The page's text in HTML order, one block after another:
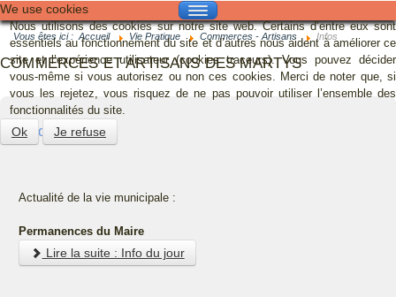
GALERIE
CONTACT
MAIRIE
TOURISME
Vous êtes ici : Accueil Vie Pratique Commerces - Artisans Infos
COMMERCES ET ARTISANS DES MARTYS
Info du jour
Actualité de la vie municipale :
Permanences du Maire
Lire la suite : Info du jour
We use cookies
Nous utilisons des cookies sur notre site web. Certains d’entre eux sont
essentiels au fonctionnement du site et d’autres nous aident à améliorer ce
site et l’expérience utilisateur (cookies traceurs). Vous pouvez décider
vous-même si vous autorisez ou non ces cookies. Merci de noter que, si
vous les rejetez, vous risquez de ne pas pouvoir utiliser l’ensemble des
fonctionnalités du site.
Ok Je refuse